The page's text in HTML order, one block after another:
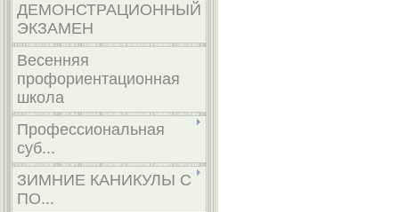
ДЕМОНСТРАЦИОННЫЙ
ЭКЗАМЕН
Весенняя
профориентационная
школа
Профессиональная
суб...
ЗИМНИЕ КАНИКУЛЫ С
ПО...